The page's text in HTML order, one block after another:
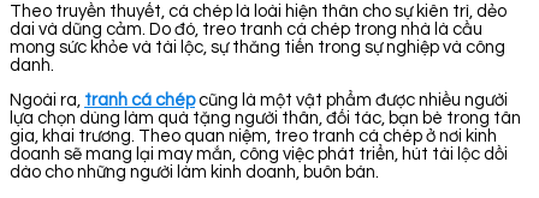
Theo truyền thuyết, cá chép là loài hiện thân cho sự kiên trì, dẻo
dai và dũng cảm. Do đó, treo tranh cá chép trong nhà là cầu
mong sức khỏe và tài lộc, sự thăng tiến trong sự nghiệp và công
danh.
Ngoài ra, tranh cá chépcũng là một vật phẩm được nhiều người
lựa chọn dùng làm quà tặng người thân, đối tác, bạn bè trong tân
gia, khai trương. Theo quan niệm, treo tranh cá chép ở nơi kinh
doanh sẽ mang lại may mắn, công việc phát triển, hút tài lộc dồi
dào cho những người làm kinh doanh, buôn bán.